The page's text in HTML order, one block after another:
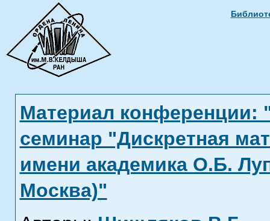
Материал конференции:
семинар "Дискретная
имени академика О.Б.
Москва)"